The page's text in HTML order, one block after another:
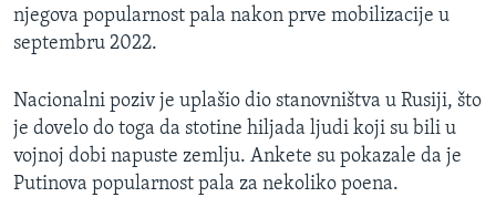
njegova popularnost pala nakon prve mobilizacije u
septembru 2022.
Nacionalni poziv je uplašio dio stanovništva u Rusiji, što
je dovelo do toga da stotine hiljada ljudi koji su bili u
vojnoj dobi napuste zemlju. Ankete su pokazale da je
Putinova popularnost pala za nekoliko poena.